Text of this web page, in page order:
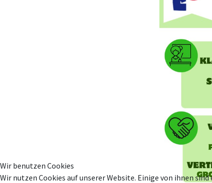
Wir benutzen Cookies
Wir nutzen Cookies auf unserer Website. Einige von ihnen